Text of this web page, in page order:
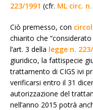
223/1991 (cfr. ML circ.
Ciò premesso, con
chiarito che
l’art. 3 della legge n.
giuridico, la fattispecie
trattamento di CIGS ivi
verificarsi entro il 31
autorizzazione del
nell’anno 2015 potrà